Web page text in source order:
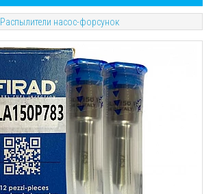
Распылители насос-форсунок